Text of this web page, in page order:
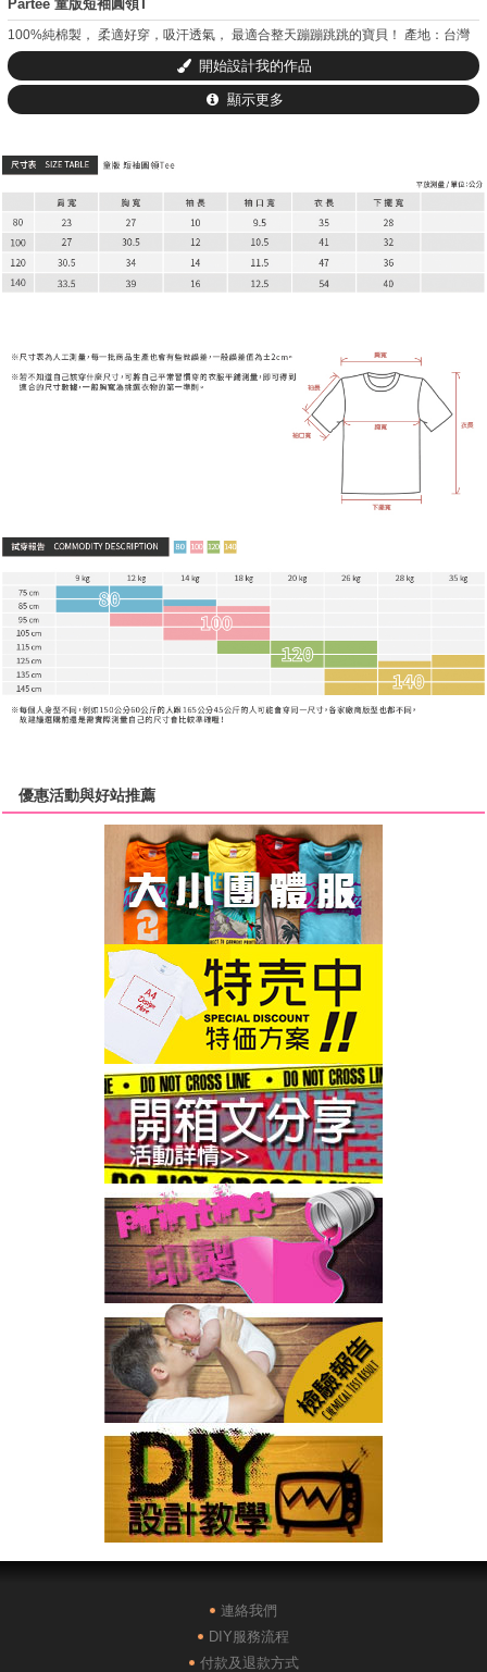
Partee 童版短袖圓領T
100%純棉製， 柔適好穿，吸汗透氣， 最適合整天蹦蹦跳跳的寶貝！ 產地：台灣
開始設計我的作品
顯示更多
優惠活動與好站推薦
連絡我們
DIY服務流程
付款及退款方式